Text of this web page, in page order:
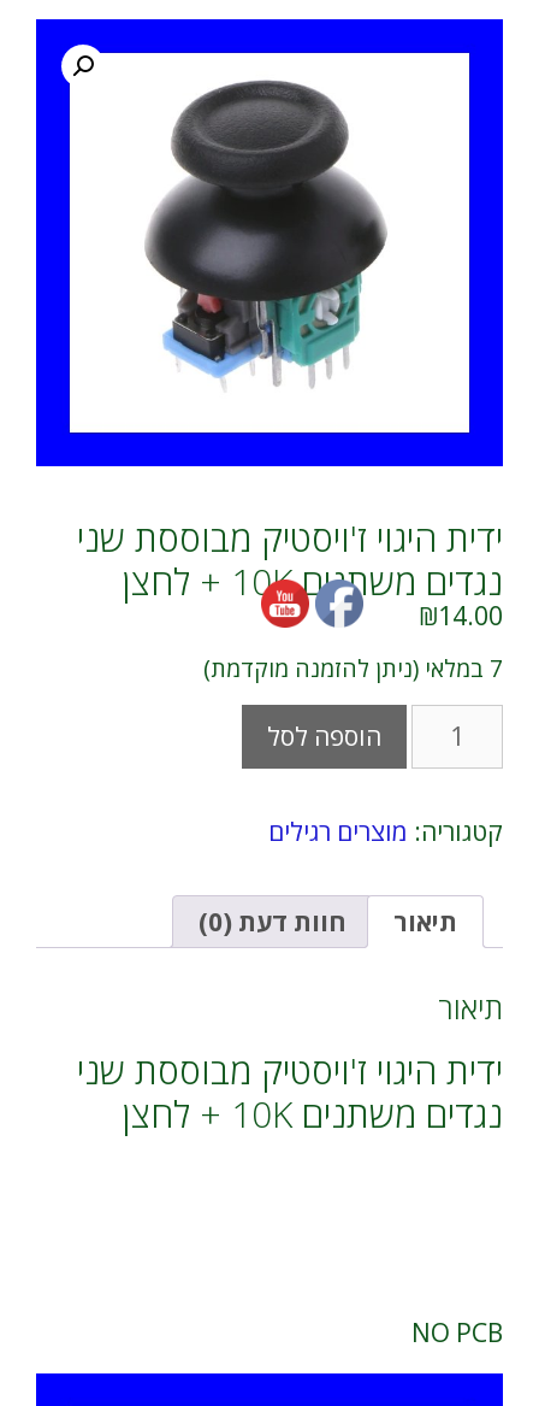
ידית היגוי ז'ויסטיק מבוססת שני
נגדים משתנים 10K + לחצן
₪14.00
7 במלאי (ניתן להזמנה מוקדמת)
כמות
ידית
ז'ויסטיק
מבוססת
נגדים
משתנים
10K
לחצן
הוספה לסל
t
i
v
קטגוריה: מוצרים רגילים
תיאור חוות דעת (0)
תיאור
ידית היגוי ז'ויסטיק מבוססת שני
נגדים משתנים 10K + לחצן
NO PCB